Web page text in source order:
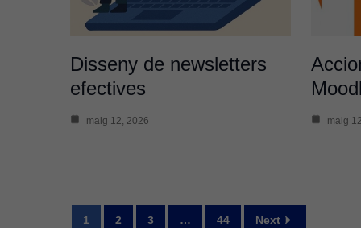
Disseny de newsletters
efectives
maig 12, 2026 maig
1 2 3 … 44 Next